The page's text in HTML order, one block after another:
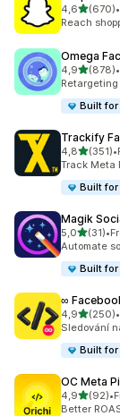
4,6z 5(670)
Celkový •
Reach
Omega
4,9z 5(878)
Celkový •
Retargeting
Built
Trackify
4,8z 5(351)
Celkový •
Track Meta
Built
Magik
5,0z 5(31)
Celkový •
Automate
Built
∞
4,9z 5(250)
Celkový •
Sledování
Built
OC Meta
4,9z 5(92)
Celkový •
Better